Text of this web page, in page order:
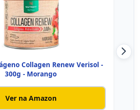
Collagen Renew Verisol -
300g - Morango
Ver na Amazon